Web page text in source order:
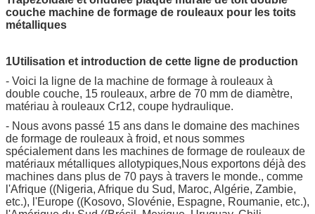
couche machine de formage de rouleaux pour les toits
métalliques
1Utilisation et introduction de cette ligne de production
- Voici la ligne de la machine de formage à rouleaux à
double couche, 15 rouleaux, arbre de 70 mm de diamètre,
matériau à rouleaux Cr12, coupe hydraulique.
- Nous avons passé 15 ans dans le domaine des machines
de formage de rouleaux à froid, et nous sommes
spécialement dans les machines de formage de rouleaux de
matériaux métalliques allotypiques,Nous exportons déjà des
machines dans plus de 70 pays à travers le monde., comme
l'Afrique ((Nigeria, Afrique du Sud, Maroc, Algérie, Zambie,
etc.), l'Europe ((Kosovo, Slovénie, Espagne, Roumanie, etc.),